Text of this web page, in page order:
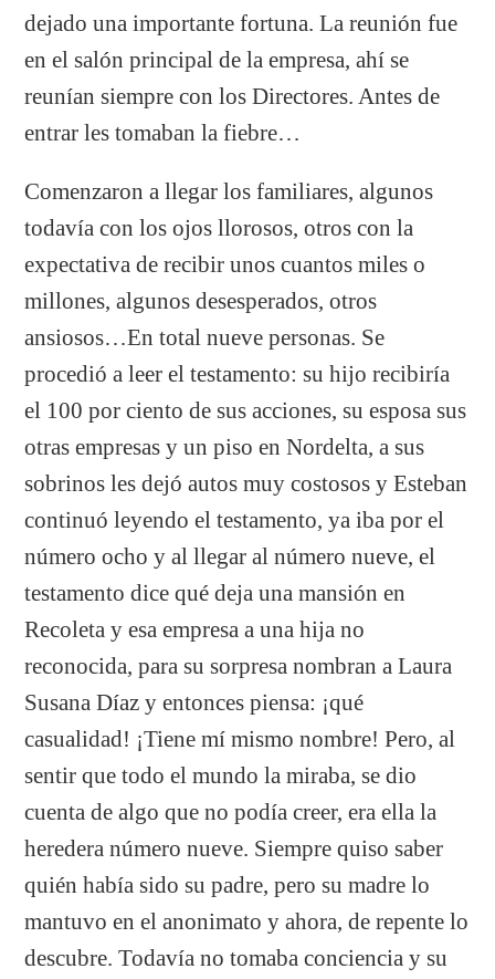
dejado una importante fortuna. La reunión fue
en el salón principal de la empresa, ahí se
reunían siempre con los Directores. Antes de
entrar les tomaban la fiebre…
Comenzaron a llegar los familiares, algunos
todavía con los ojos llorosos, otros con la
expectativa de recibir unos cuantos miles o
millones, algunos desesperados, otros
ansiosos…En total nueve personas. Se
procedió a leer el testamento: su hijo recibiría
el 100 por ciento de sus acciones, su esposa sus
otras empresas y un piso en Nordelta, a sus
sobrinos les dejó autos muy costosos y Esteban
continuó leyendo el testamento, ya iba por el
número ocho y al llegar al número nueve, el
testamento dice qué deja una mansión en
Recoleta y esa empresa a una hija no
reconocida, para su sorpresa nombran a Laura
Susana Díaz y entonces piensa: ¡qué
casualidad! ¡Tiene mí mismo nombre! Pero, al
sentir que todo el mundo la miraba, se dio
cuenta de algo que no podía creer, era ella la
heredera número nueve. Siempre quiso saber
quién había sido su padre, pero su madre lo
mantuvo en el anonimato y ahora, de repente lo
descubre. Todavía no tomaba conciencia y su